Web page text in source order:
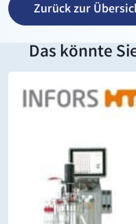
Zurück zur
Das könnte